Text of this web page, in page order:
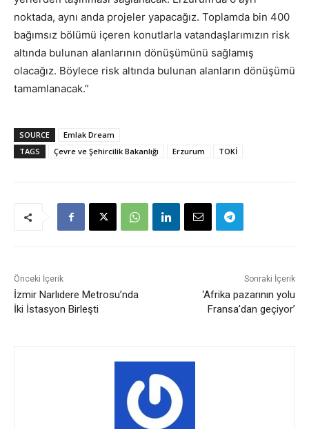
noktada, aynı anda projeler yapacağız. Toplamda bin 400
bağımsız bölümü içeren konutlarla vatandaşlarımızın risk
altında bulunan alanlarının dönüşümünü sağlamış
olacağız. Böylece risk altında bulunan alanların dönüşümü
tamamlanacak.”
SOURCE
Emlak Dream
TAGS
Çevre ve Şehircilik Bakanlığı Erzurum TOKİ
Önceki İçerik
İzmir Narlıdere Metrosu’nda
İki İstasyon Birleşti
Sonraki İçerik
‘Afrika pazarının yolu
Fransa’dan geçiyor’